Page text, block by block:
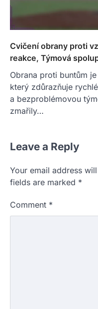
Cvičení obrany proti
reakce, Týmová
Obrana proti buntům
který zdůrazňuje
a bezproblémovou
zmařily…
Leave a Reply
Your email address
fields are marked *
Comment *